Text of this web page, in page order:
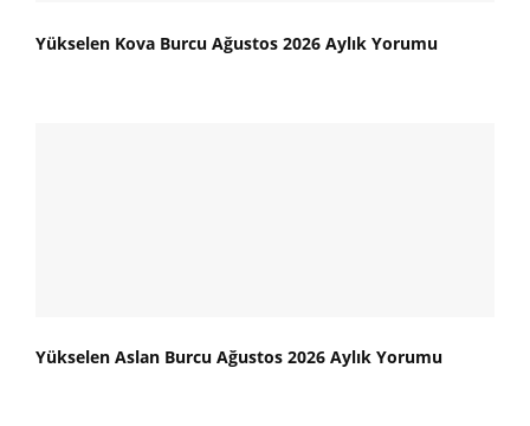
Yükselen Kova Burcu Ağustos 2026 Aylık Yorumu
Yükselen Aslan Burcu Ağustos 2026 Aylık Yorumu